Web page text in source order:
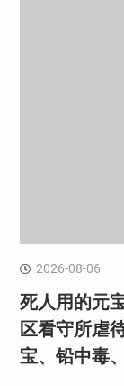
2026-08-06
死人用的元
区看守所虐
宝、铅中毒